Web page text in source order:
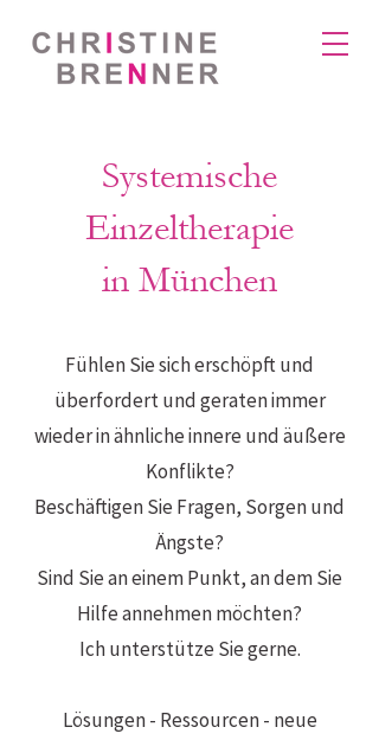
Systemische
Einzeltherapie
in München
Fühlen Sie sich erschöpft und
überfordert und geraten immer
wieder in ähnliche innere und äußere
Konflikte?
Beschäftigen Sie Fragen, Sorgen und
Ängste?
Sind Sie an einem Punkt, an dem Sie
Hilfe annehmen möchten?
Ich unterstütze Sie gerne.
Lösungen - Ressourcen - neue